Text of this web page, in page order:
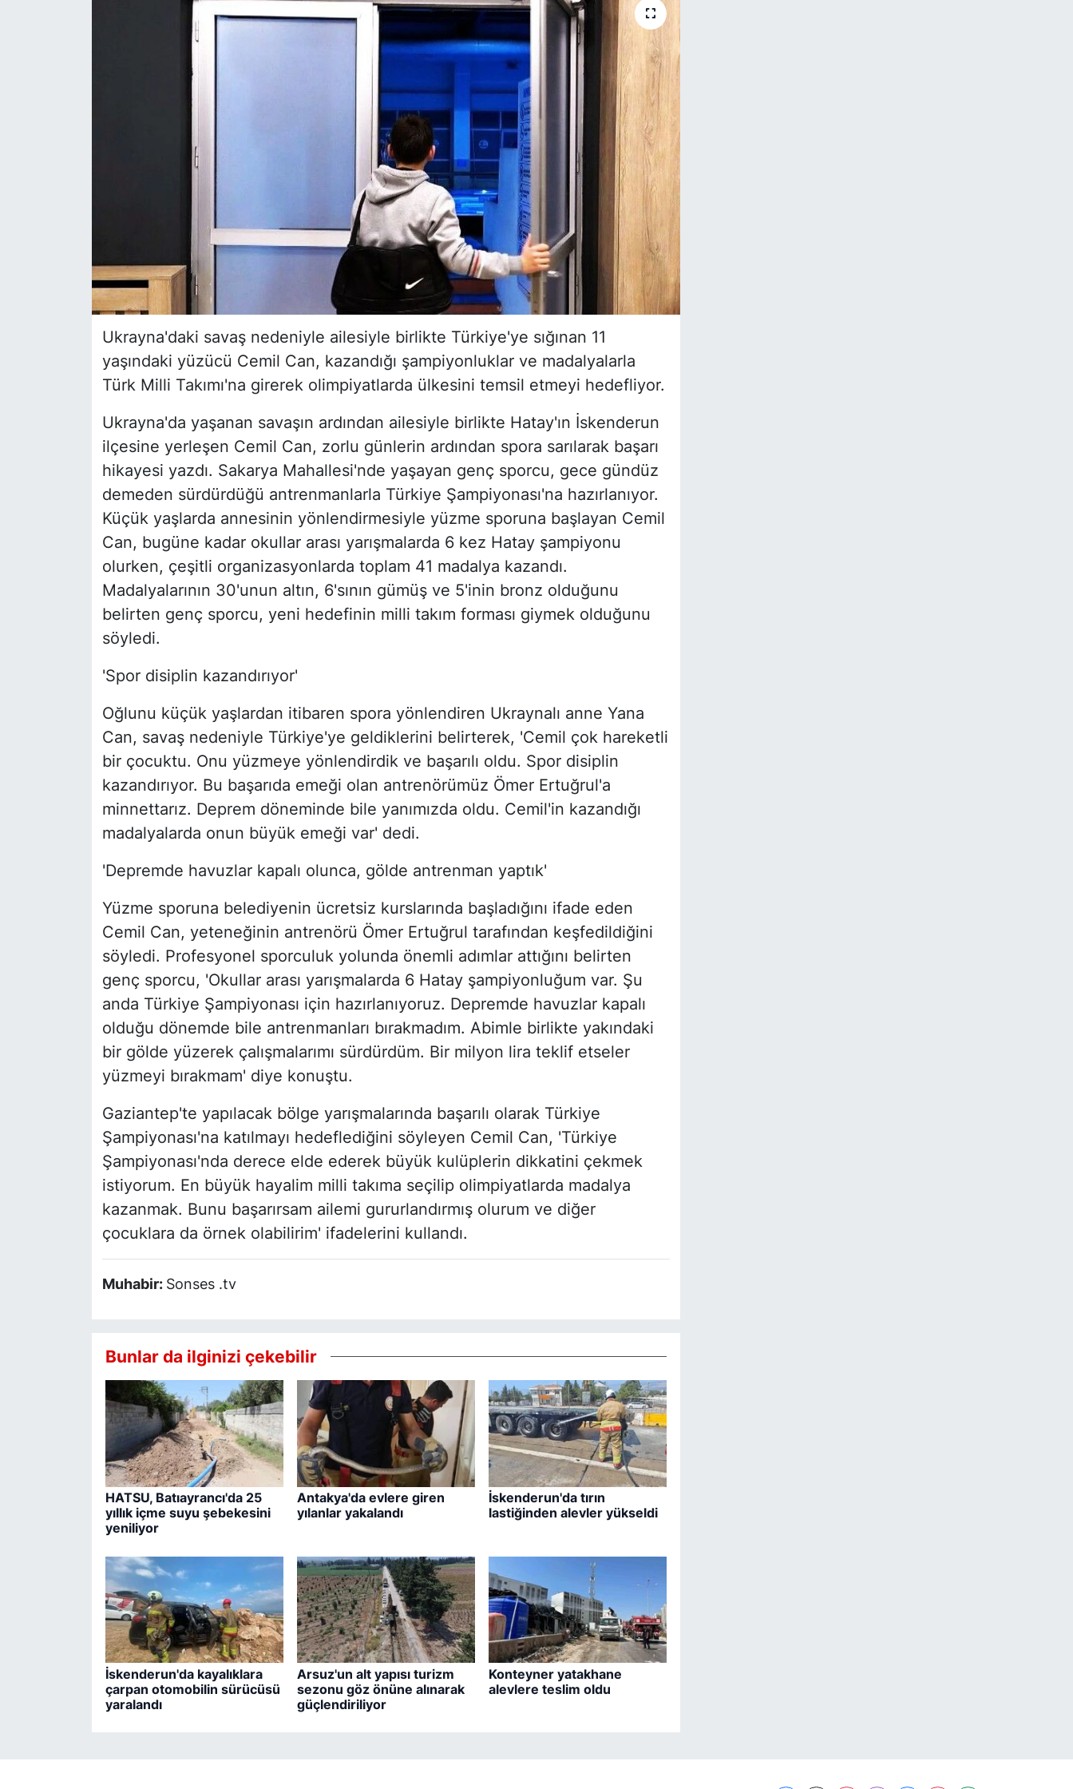
Ukrayna'daki savaş nedeniyle ailesiyle birlikte Türkiye'ye sığınan 11
yaşındaki yüzücü Cemil Can, kazandığı şampiyonluklar ve madalyalarla
Türk Milli Takımı'na girerek olimpiyatlarda ülkesini temsil etmeyi hedefliyor.
Ukrayna'da yaşanan savaşın ardından ailesiyle birlikte Hatay'ın İskenderun
ilçesine yerleşen Cemil Can, zorlu günlerin ardından spora sarılarak başarı
hikayesi yazdı. Sakarya Mahallesi'nde yaşayan genç sporcu, gece gündüz
demeden sürdürdüğü antrenmanlarla Türkiye Şampiyonası'na hazırlanıyor.
Küçük yaşlarda annesinin yönlendirmesiyle yüzme sporuna başlayan Cemil
Can, bugüne kadar okullar arası yarışmalarda 6 kez Hatay şampiyonu
olurken, çeşitli organizasyonlarda toplam 41 madalya kazandı.
Madalyalarının 30'unun altın, 6'sının gümüş ve 5'inin bronz olduğunu
belirten genç sporcu, yeni hedefinin milli takım forması giymek olduğunu
söyledi.
'Spor disiplin kazandırıyor'
Oğlunu küçük yaşlardan itibaren spora yönlendiren Ukraynalı anne Yana
Can, savaş nedeniyle Türkiye'ye geldiklerini belirterek, 'Cemil çok hareketli
bir çocuktu. Onu yüzmeye yönlendirdik ve başarılı oldu. Spor disiplin
kazandırıyor. Bu başarıda emeği olan antrenörümüz Ömer Ertuğrul'a
minnettarız. Deprem döneminde bile yanımızda oldu. Cemil'in kazandığı
madalyalarda onun büyük emeği var' dedi.
'Depremde havuzlar kapalı olunca, gölde antrenman yaptık'
Yüzme sporuna belediyenin ücretsiz kurslarında başladığını ifade eden
Cemil Can, yeteneğinin antrenörü Ömer Ertuğrul tarafından keşfedildiğini
söyledi. Profesyonel sporculuk yolunda önemli adımlar attığını belirten
genç sporcu, 'Okullar arası yarışmalarda 6 Hatay şampiyonluğum var. Şu
anda Türkiye Şampiyonası için hazırlanıyoruz. Depremde havuzlar kapalı
olduğu dönemde bile antrenmanları bırakmadım. Abimle birlikte yakındaki
bir gölde yüzerek çalışmalarımı sürdürdüm. Bir milyon lira teklif etseler
yüzmeyi bırakmam' diye konuştu.
Gaziantep'te yapılacak bölge yarışmalarında başarılı olarak Türkiye
Şampiyonası'na katılmayı hedeflediğini söyleyen Cemil Can, 'Türkiye
Şampiyonası'nda derece elde ederek büyük kulüplerin dikkatini çekmek
istiyorum. En büyük hayalim milli takıma seçilip olimpiyatlarda madalya
kazanmak. Bunu başarırsam ailemi gururlandırmış olurum ve diğer
çocuklara da örnek olabilirim' ifadelerini kullandı.
Muhabir: Sonses .tv
Bunlar da ilginizi çekebilir
HATSU, Batıayrancı'da 25
yıllık içme suyu şebekesini
yeniliyor
Antakya'da evlere giren
yılanlar yakalandı
İskenderun'da tırın
lastiğinden alevler yükseldi
İskenderun'da kayalıklara
çarpan otomobilin sürücüsü
yaralandı
Arsuz'un alt yapısı turizm
sezonu göz önüne alınarak
güçlendiriliyor
Konteyner yatakhane
alevlere teslim oldu